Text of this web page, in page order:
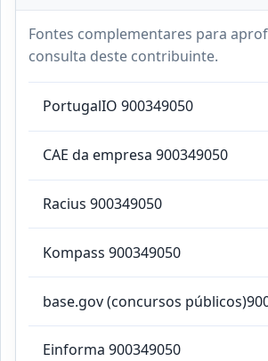
Fontes complementares para
consulta deste contribuinte.
PortugalIO 900349050
CAE da empresa 900349050
Racius 900349050
Kompass 900349050
base.gov (concursos
Einforma 900349050